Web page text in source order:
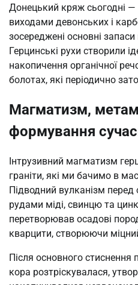
Донецький кряж сьогодні —
виходами девонських і
зосереджені основні запаси
Герцинські рухи створили
накопичення органічної
болотах, які періодично
Магматизм,
формування
Інтрузивний магматизм
граніти, які ми бачимо в
Підводний вулканізм
рудами міді, свинцю та
перетворював осадові
кварцити, створюючи
Після основного
кора розтріскувалася,